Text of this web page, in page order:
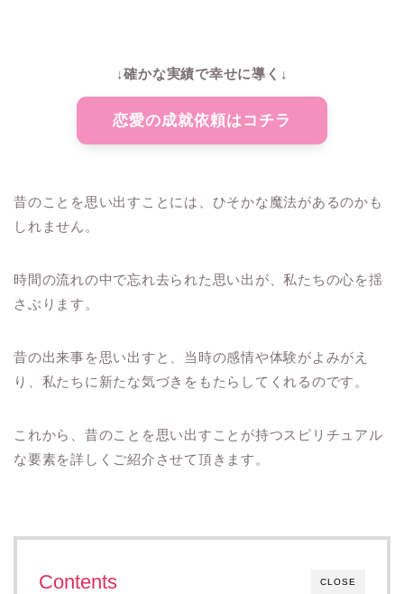
↓確かな実績で幸せに導く↓
恋愛の成就依頼はコチラ
昔のことを思い出すことには、ひそかな魔法があるのかも
しれません。
時間の流れの中で忘れ去られた思い出が、私たちの心を揺
さぶります。
昔の出来事を思い出すと、当時の感情や体験がよみがえ
り、私たちに新たな気づきをもたらしてくれるのです。
これから、昔のことを思い出すことが持つスピリチュアル
な要素を詳しくご紹介させて頂きます。
CLOSE
Contents